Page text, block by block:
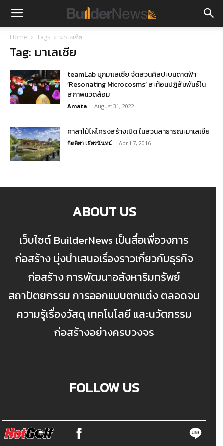
Home Tags มาเลเซีย
Tag: มาเลเซีย
teamLab บุกมาเลเซีย จัดสวนศิลปะบนดาดฟ้า
‘Resonating Microcosms’ สะท้อนปฏิสัมพันธ์ใน
สภาพแวดล้อม
Amata - August 31, 2022
ศาลาไม้ไผ่โครงสร้างเปิด ในสวนสาธารณะมาเลเซีย
กิตติยา เธียรนันทน์ - April 7, 2016
ABOUT US
เว็บไซต์ BuilderNews เป็นสื่อเพื่อวงการ
ก่อสร้าง มุ่งนำเสนอเรื่องราวเกี่ยวกับธุรกิจ
ก่อสร้าง การพัฒนาอสังหาริมทรัพย์
สถาปัตยกรรม การออกแบบตกแต่ง ตลอดจน
ความรู้เรื่องวัสดุ เทคโนโลยี และนวัตกรรม
ก่อสร้างอย่างครบวงจร
FOLLOW US